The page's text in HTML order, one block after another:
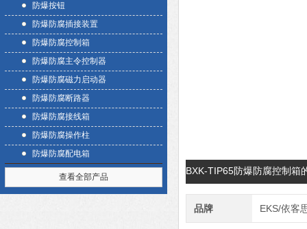
防爆按钮
防爆防腐插接装置
防爆防腐控制箱
防爆防腐主令控制器
防爆防腐磁力启动器
防爆防腐断路器
防爆防腐接线箱
防爆防腐操作柱
防爆防腐配电箱
查看全部产品
BXK-TIP65防爆防腐控制箱
品牌 EKS/依客